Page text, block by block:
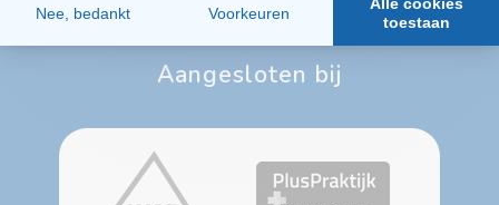
Aangesloten bij